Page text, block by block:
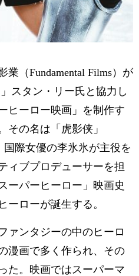
（Fundamental Films）が
スタン・リー氏と協力し
ヒーロー映画」を制作す
その名は「虎影侠」
国際女優の李氷氷が主役を
ィブプロデューサーを担
ーパーヒーロー」映画史
ーローが誕生する。
ンタジーの中のヒーロ
漫画で多く作られ、その
た。映画ではスーパーマ